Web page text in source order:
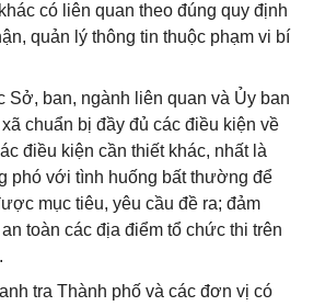
có liên quan theo đúng quy định
quản lý thông tin thuộc phạm vi bí
Sở, ban, ngành liên quan và Ủy ban
chuẩn bị đầy đủ các điều kiện về
điều kiện cần thiết khác, nhất là
phó với tình huống bất thường để
mục tiêu, yêu cầu đề ra; đảm
toàn các địa điểm tổ chức thi trên
tra Thành phố và các đơn vị có